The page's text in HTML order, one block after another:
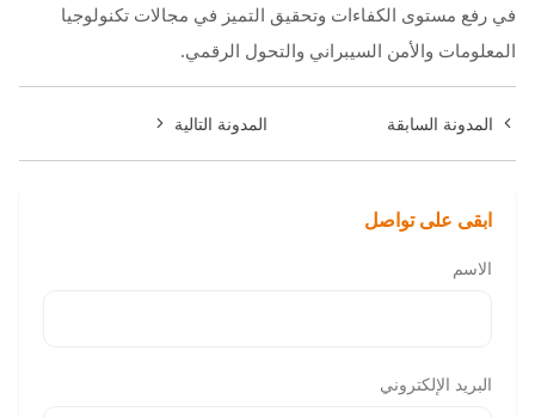
في رفع مستوى الكفاءات وتحقيق التميز في مجالات تكنولوجيا
المعلومات والأمن السيبراني والتحول الرقمي.
المدونة السابقة المدونة التالية
ابقى على تواصل
الاسم
البريد الإلكتروني